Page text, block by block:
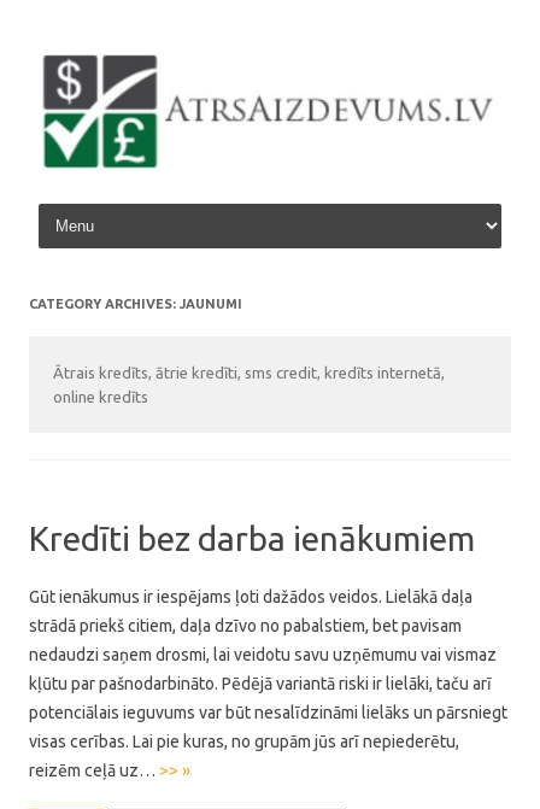
Skip to content
CATEGORY ARCHIVES: JAUNUMI
Ātrais kredīts, ātrie kredīti, sms credit, kredīts internetā,
online kredīts
Kredīti bez darba ienākumiem
Gūt ienākumus ir iespējams ļoti dažādos veidos. Lielākā daļa
strādā priekš citiem, daļa dzīvo no pabalstiem, bet pavisam
nedaudzi saņem drosmi, lai veidotu savu uzņēmumu vai vismaz
kļūtu par pašnodarbināto. Pēdējā variantā riski ir lielāki, taču arī
potenciālais ieguvums var būt nesalīdzināmi lielāks un pārsniegt
visas cerības. Lai pie kuras, no grupām jūs arī nepiederētu,
reizēm ceļā uz… >> »